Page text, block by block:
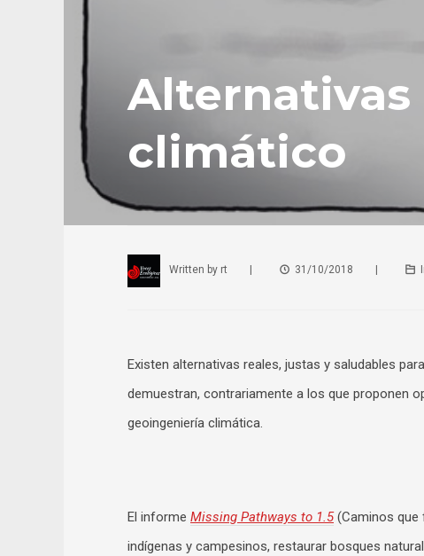
Alternativas
climático
Written by rt | 31/10/2018 |
Existen alternativas reales, justas y saludables
demuestran, contrariamente a los que proponen
geoingeniería climática.
El informe Missing Pathways to 1.5(Caminos que
indígenas y campesinos, restaurar bosques